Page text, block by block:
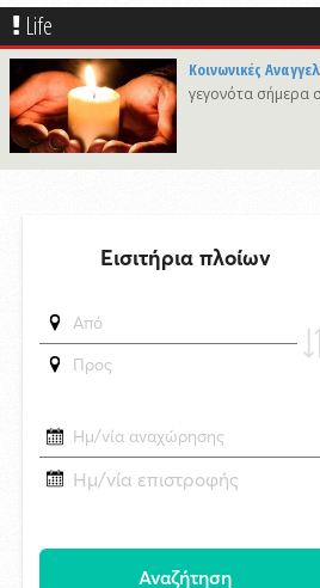
προορισμών
7/8/2026 21:46
Γιώργος Νταλάρας «Ρεμπέτικο»: Μια
πλαίσιο του Φεστιβάλ Ρεμπέτικου Σύρου
7/8/2026 09:50
Προσωρινές διακοπές υδροδότησης σε
Επανεκλογή του Αθ. Κουσαθανά - Μέγα
Λιμενικού Ταμείου Μυκόνου
6/8/2026 22:03
στην Άνω Σύρο
Life
Κοινωνικές
γεγονότα σήμερα